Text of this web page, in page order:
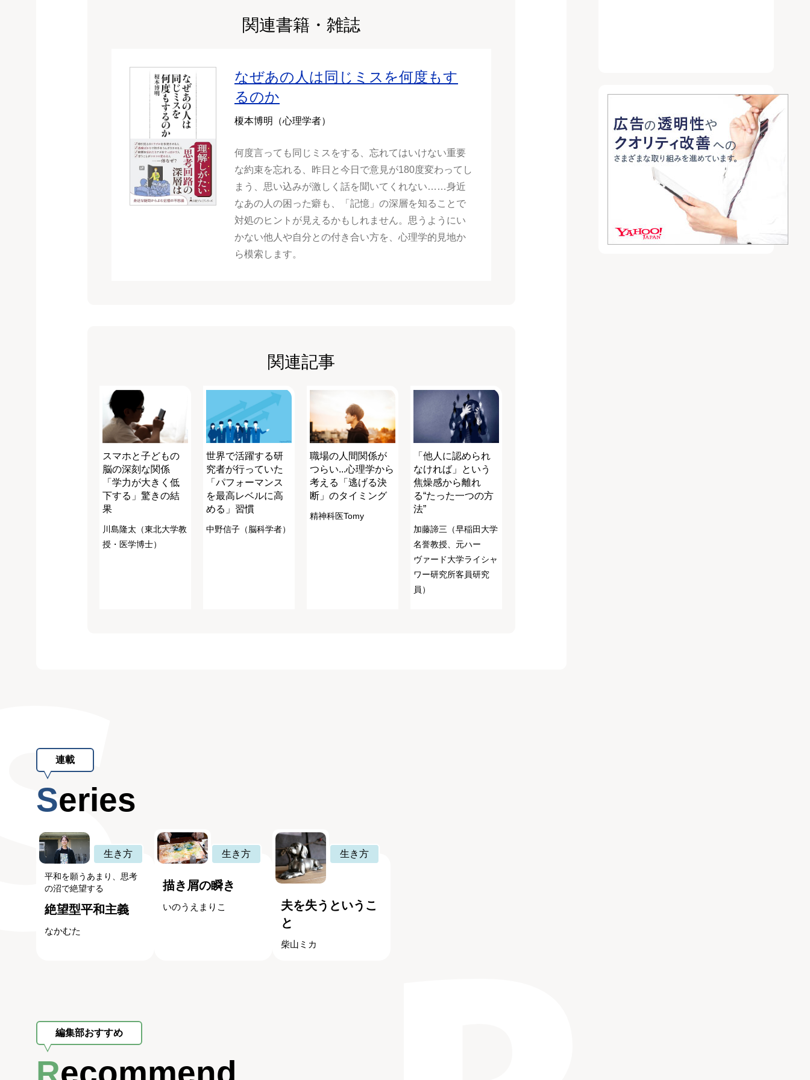
関連書籍・雑誌
なぜあの人は同じミスを何度もす
るのか
榎本博明（心理学者）
何度言っても同じミスをする、忘れてはいけない重要
な約束を忘れる、昨日と今日で意見が180度変わってし
まう、思い込みが激しく話を聞いてくれない……身近
なあの人の困った癖も、「記憶」の深層を知ることで
対処のヒントが見えるかもしれません。思うようにい
かない他人や自分との付き合い方を、心理学的見地か
ら模索します。
関連記事
スマホと子どもの
脳の深刻な関係
「学力が大きく低
下する」驚きの結
果
川島隆太（東北大学教
授・医学博士）
世界で活躍する研
究者が行っていた
「パフォーマンス
を最高レベルに高
める」習慣
中野信子（脳科学者）
職場の人間関係が
つらい...心理学から
考える「逃げる決
断」のタイミング
精神科医Tomy
「他人に認められ
なければ」という
焦燥感から離れ
る“たった一つの方
法”
加藤諦三（早稲田大学
名誉教授、元ハー
ヴァード大学ライシャ
ワー研究所客員研究
員）
連載
Series
生き方
平和を願うあまり、思考
の沼で絶望する
絶望型平和主義
なかむた
生き方
描き屑の瞬き
いのうえまりこ
生き方
夫を失うというこ
と
柴山ミカ
編集部おすすめ
Recommend